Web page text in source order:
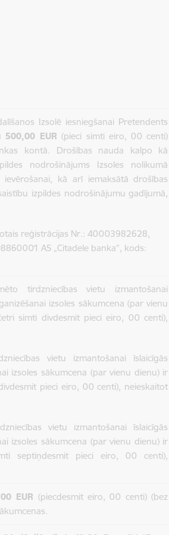
Izsolē iesniegšanai Pretendents
500,00 EUR (pieci simti eiro, 00 centi)
kontā. Drošības nauda kalpo kā
nodrošinājums Izsoles nolikumā
kā arī iemaksātā drošības
izpildes nodrošinājumu gadījumā,
reģistrācijas Nr.: 40003982628,
AS „Citadele banka”, kods:
tirdzniecības vietu izmantošanai
izsoles sākumcena (par vienu
simti divdesmit pieci eiro, 00 centi),
vietu izmantošanai īslaicīgās
izsoles sākumcena (par vienu dienu) ir
pieci eiro, 00 centi), neieskaitot
vietu izmantošanai īslaicīgās
izsoles sākumcena (par vienu dienu) ir
septiņdesmit pieci eiro, 00 centi),
EUR (piecdesmit eiro, 00 centi) (bez